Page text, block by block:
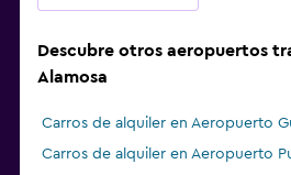
Descubre otros aeropuertos
Alamosa
Carros de alquiler en Aeropuerto
Carros de alquiler en Aeropuerto